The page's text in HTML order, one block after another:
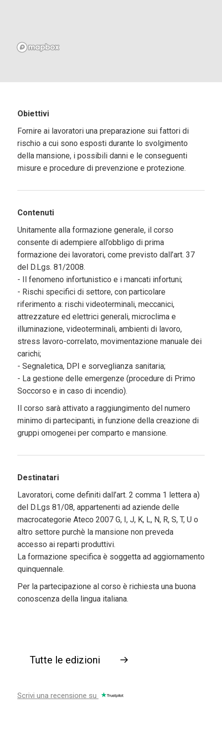
Obiettivi
Fornire ai lavoratori una preparazione sui fattori di
rischio a cui sono esposti durante lo svolgimento
della mansione, i possibili danni e le conseguenti
misure e procedure di prevenzione e protezione.
Contenuti
Unitamente alla formazione generale, il corso
consente di adempiere all’obbligo di prima
formazione dei lavoratori, come previsto dall’art. 37
del D.Lgs. 81/2008.
- Il fenomeno infortunistico e i mancati infortuni;
- Rischi specifici di settore, con particolare
riferimento a: rischi videoterminali, meccanici,
attrezzature ed elettrici generali, microclima e
illuminazione, videoterminali, ambienti di lavoro,
stress lavoro-correlato, movimentazione manuale dei
carichi;
- Segnaletica, DPI e sorveglianza sanitaria;
- La gestione delle emergenze (procedure di Primo
Soccorso e in caso di incendio).
Il corso sarà attivato a raggiungimento del numero
minimo di partecipanti, in funzione della creazione di
gruppi omogenei per comparto e mansione.
Destinatari
Lavoratori, come definiti dall’art. 2 comma 1 lettera a)
del D.Lgs 81/08, appartenenti ad aziende delle
macrocategorie Ateco 2007 G, I, J, K, L, N, R, S, T, U o
altro settore purchè la mansione non preveda
accesso ai reparti produttivi.
La formazione specifica è soggetta ad aggiornamento
quinquennale.
Per la partecipazione al corso è richiesta una buona
conoscenza della lingua italiana.
Tutte le edizioni →
Scrivi una recensione su